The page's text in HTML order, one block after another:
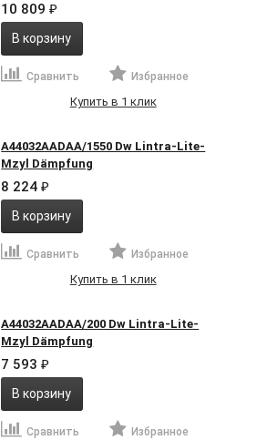
10 809₽
В корзину
Сравнить Избранное
Купить в 1 клик
A44032AADAA/1550 Dw Lintra-Lite-
Mzyl Dämpfung
8 224₽
В корзину
Сравнить Избранное
Купить в 1 клик
A44032AADAA/200 Dw Lintra-Lite-
Mzyl Dämpfung
7 593₽
В корзину
Сравнить Избранное